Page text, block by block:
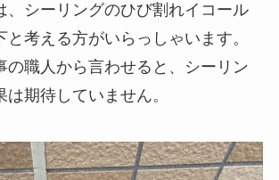
、シーリングのひび割れイコール
と考える方がいらっしゃいます。
の職人から言わせると、シーリン
期待していません。